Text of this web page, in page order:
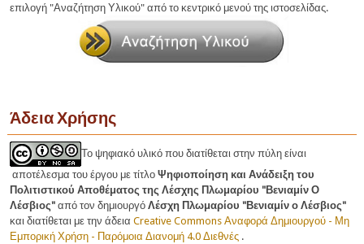
επιλογή "Αναζήτηση Υλικού" από το κεντρικό μενού της ιστοσελίδας.
Άδεια Χρήσης
Το ψηφιακό υλικό που διατίθεται στην πύλη είναι
αποτέλεσμα του έργου με τίτλο Ψηφιοποίηση και Ανάδειξη του
Πολιτιστικού Αποθέματος της Λέσχης Πλωμαρίου "Βενιαμίν Ο
Λέσβιος"από τον δημιουργό Λέσχη Πλωμαρίου "Βενιαμίν ο Λέσβιος"
και διατίθεται με την άδεια Creative Commons Αναφορά Δημιουργού - Μη
Εμπορική Χρήση - Παρόμοια Διανομή 4.0 Διεθνές .